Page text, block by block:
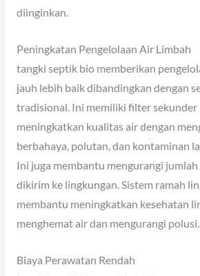
diinginkan.
Peningkatan Pengelolaan Air Limbah
tangki septik bio memberikan
jauh lebih baik dibandingkan dengan
tradisional. Ini memiliki filter
meningkatkan kualitas air dengan
berbahaya, polutan, dan kontaminan
Ini juga membantu mengurangi
dikirim ke lingkungan. Sistem ramah
membantu meningkatkan kesehatan
menghemat air dan mengurangi polusi.
Biaya Perawatan Rendah